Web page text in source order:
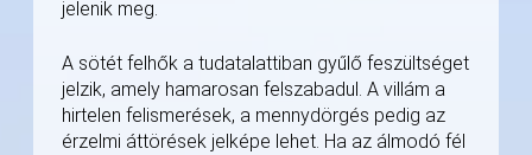
jelenik meg.
A sötét felhők a tudatalattiban gyűlő feszültséget
jelzik, amely hamarosan felszabadul. A villám a
hirtelen felismerések, a mennydörgés pedig az
érzelmi áttörések jelképe lehet. Ha az álmodó fél